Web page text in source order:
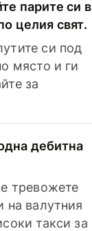
парите си в
целия свят.
си под
място и ги
за
дебитна
тревожете
на валутния
такси за